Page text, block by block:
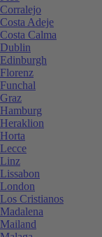
Corralejo
Costa Adeje
Costa Calma
Dublin
Edinburgh
Florenz
Funchal
Graz
Hamburg
Heraklion
Horta
Lecce
Linz
Lissabon
London
Los Cristianos
Madalena
Mailand